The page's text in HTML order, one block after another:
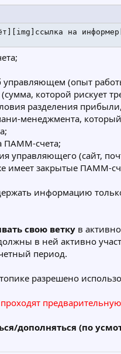
на
управляющем (опыт
которой рискует
разделения
менеджмента,
ПАММ-счета;
управляющего (сайт,
имеет закрытые ПАММ-
информацию
свою ветку в
в ней активно
период.
разрешено
дополняться (по